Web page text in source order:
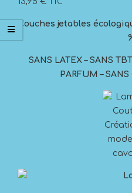
Couches jetables
SANS LATEX – SANS
PARFUM –